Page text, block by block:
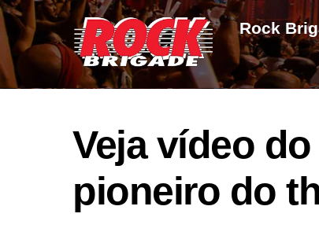
Skip
to
content
Rock
Veja vídeo
pioneiro do